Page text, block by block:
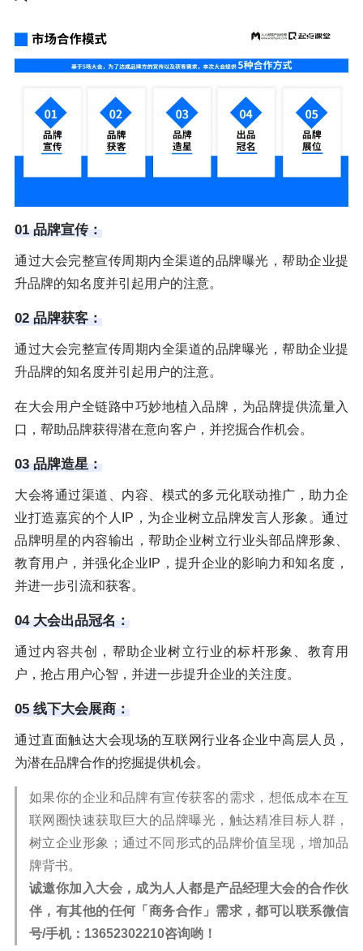
01 品牌宣传：
通过大会完整宣传周期内全渠道的品牌曝光，帮助企业提
升品牌的知名度并引起用户的注意。
02 品牌获客：
通过大会完整宣传周期内全渠道的品牌曝光，帮助企业提
升品牌的知名度并引起用户的注意。
在大会用户全链路中巧妙地植入品牌，为品牌提供流量入
口，帮助品牌获得潜在意向客户，并挖掘合作机会。
03 品牌造星：
大会将通过渠道、内容、模式的多元化联动推广，助力企
业打造嘉宾的个人IP，为企业树立品牌发言人形象。通过
品牌明星的内容输出，帮助企业树立行业头部品牌形象、
教育用户，并强化企业IP，提升企业的影响力和知名度，
并进一步引流和获客。
04 大会出品冠名：
通过内容共创，帮助企业树立行业的标杆形象、教育用
户，抢占用户心智，并进一步提升企业的关注度。
05 线下大会展商：
通过直面触达大会现场的互联网行业各企业中高层人员，
为潜在品牌合作的挖掘提供机会。
如果你的企业和品牌有宣传获客的需求，想低成本在互
联网圈快速获取巨大的品牌曝光，触达精准目标人群，
树立企业形象；通过不同形式的品牌价值呈现，增加品
牌背书。
诚邀你加入大会，成为人人都是产品经理大会的合作伙
伴，有其他的任何「商务合作」需求，都可以联系微信
号/手机：13652302210咨询哟！